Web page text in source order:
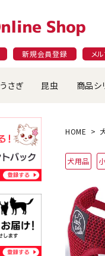
新規会員登録 メ
ド
うさぎ 昆虫 商品シ
穀物
引っ張
HOME
犬用品